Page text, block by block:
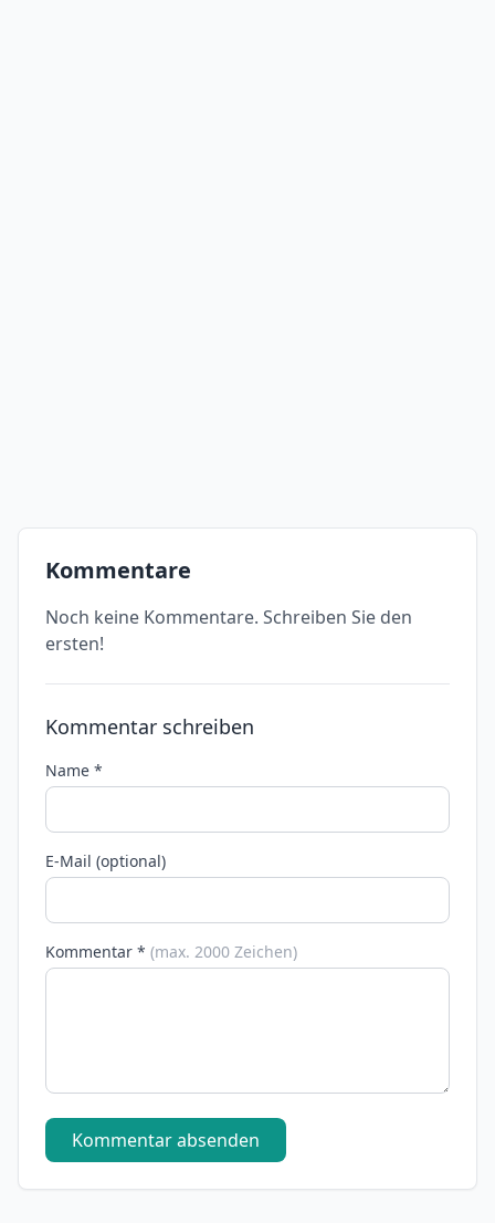
Kommentare
Noch keine Kommentare. Schreiben Sie den
ersten!
Kommentar schreiben
Name *
E-Mail (optional)
Kommentar * (max. 2000 Zeichen)
Kommentar absenden